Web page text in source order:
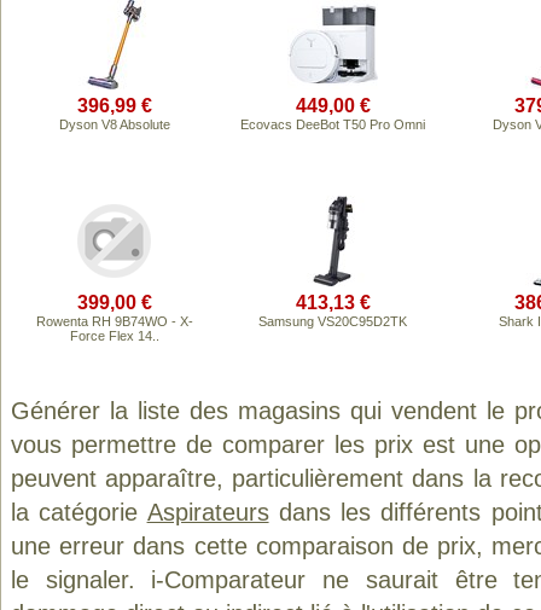
396,99 €
Dyson V8 Absolute
449,00 €
Ecovacs DeeBot T50 Pro Omni Dyson
399,00 €
Rowenta RH 9B74WO - X-
Force Flex 14..
413,13 €
Samsung VS20C95D2TK Shark
Générer la liste des magasins qui vendent le
vous permettre de comparer les prix est une
peuvent apparaître, particulièrement dans la
la catégorie Aspirateursdans les différents
une erreur dans cette comparaison de prix,
le signaler. i-Comparateur ne saurait être